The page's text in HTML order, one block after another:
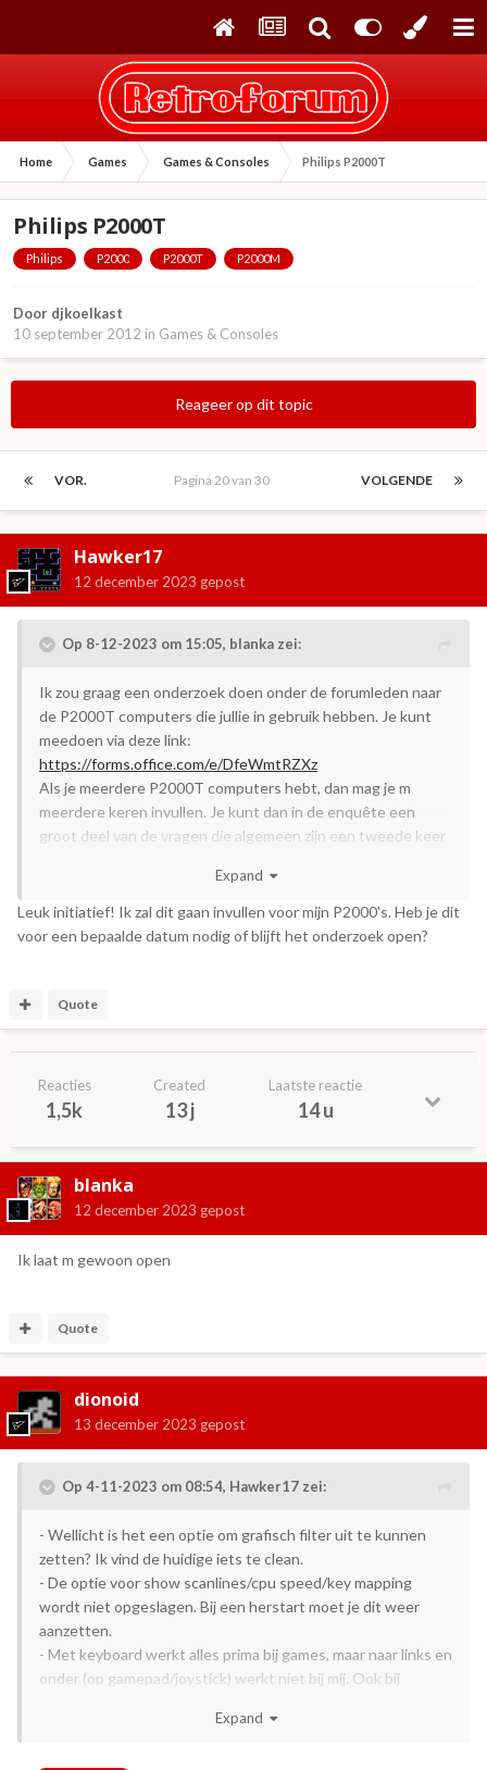
Home Games Games & Consoles Philips P2000T
Philips P2000T
Philips P2000 P2000T P2000M
Door djkoelkast
10 september 2012 in Games & Consoles
Reageer op dit topic
VOR. VOLGENDE
Pagina 20 van 30
Hawker17
12 december 2023 gepost
Op 8-12-2023 om 15:05, blanka zei:
Ik zou graag een onderzoek doen onder de forumleden naar
de P2000T computers die jullie in gebruik hebben. Je kunt
meedoen via deze link:
https://forms.office.com/e/DfeWmtRZXz
Als je meerdere P2000T computers hebt, dan mag je m
meerdere keren invullen. Je kunt dan in de enquête een
groot deel van de vragen die algemeen zijn een tweede keer
Ik zal jullie van de respons op de hoogte houden. Alvast
hartelijk dank voor het invullen.
Expand
Leuk initiatief! Ik zal dit gaan invullen voor mijn P2000's. Heb je dit
voor een bepaalde datum nodig of blijft het onderzoek open?
Quote
Reacties
1,5k
Created
13 j
Laatste reactie
14 u
blanka
12 december 2023 gepost
Ik laat m gewoon open
Quote
dionoid
13 december 2023 gepost
Op 4-11-2023 om 08:54, Hawker17 zei:
- Wellicht is het een optie om grafisch filter uit te kunnen
zetten? Ik vind de huidige iets te clean.
- De optie voor show scanlines/cpu speed/key mapping
wordt niet opgeslagen. Bij een herstart moet je dit weer
aanzetten.
- Met keyboard werkt alles prima bij games, maar naar links en
onder (op gamepad/joystick) werkt niet bij mij. Ook bij
- Is het mogelijk om een save state toe te voegen (bij
Expand